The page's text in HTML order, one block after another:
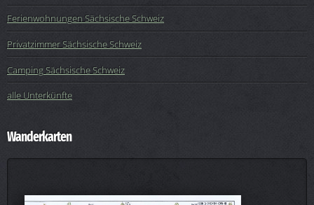
Ferienwohnungen Sächsische Schweiz
Privatzimmer Sächsische Schweiz
Camping Sächsische Schweiz
alle Unterkünfte
Wanderkarten